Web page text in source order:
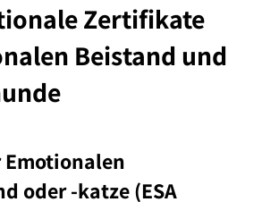
Zertifikate
Beistand und
oder -katze (ESA